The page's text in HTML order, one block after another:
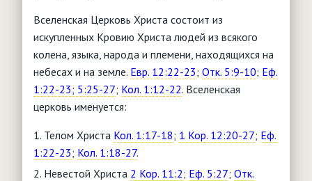
Вселенская Церковь Христа состоит из
искупленных Кровию Христа людей из всякого
колена, языка, народа и племени, находящихся на
небесах и на земле. Евр. 12:22-23; Отк. 5:9-10; Еф.
1:22-23; 5:25-27; Кол. 1:12-22. Вселенская
церковь именуется:
Телом Христа Кол. 1:17-18; 1 Кор. 12:20-27; Еф.
1:22-23; Кол. 1:18-27.
Невестой Христа 2 Кор. 11:2; Еф. 5:27; Отк.